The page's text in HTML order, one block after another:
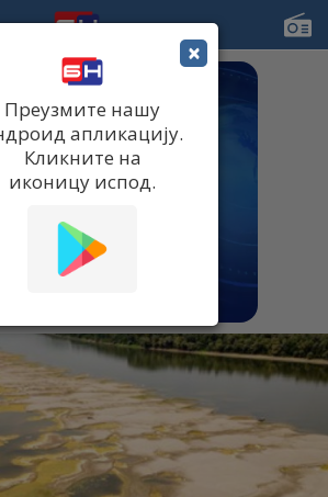
×
Преузмите нашу
апликацију.
Кликните на
иконицу испод.